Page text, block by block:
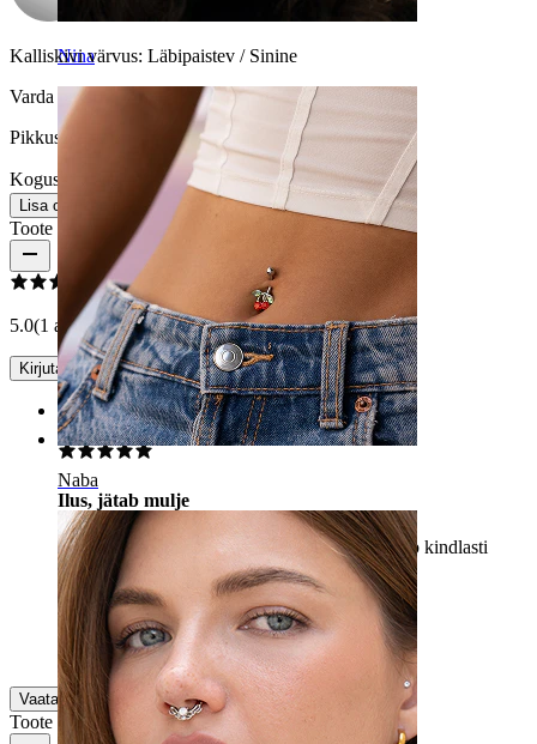
Nina
Naba
Kalliskivi värvus: Läbipaistev / Sinine
Varda paksus:
Pikkus:
Kogus: 1
Lisa ostukorvi
Toote arvustused
5.0(1 arvustust)
Kirjuta arvustus
Rating
Ilus, jätab mulje
Kõrvarõngas on väga ilus, elegantsed ja tõmbab kindlasti
tähelepanu kõrvadele.
Karolina Kinnitatud ost
Masintõlgitud Kuva algne versioon
Vaata lisaks
Toote kvaliteet